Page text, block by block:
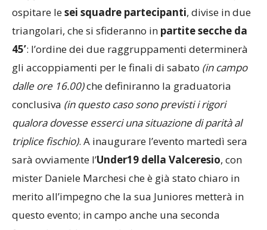
triangolari, che si sfideranno inpartite secche da
45’: l’ordine dei due raggruppamenti determinerà
gli accoppiamenti per le finali di sabato(in campo
dalle ore 16.00)che definiranno la graduatoria
conclusiva(in questo caso sono previsti i rigori
qualora dovesse esserci una situazione di parità al
triplice fischio). A inaugurare l’evento martedì sera
sarà ovviamente l’Under19 della Valceresio, con
mister Daniele Marchesi che è già stato chiaro in
merito all’impegno che la sua Juniores metterà in
questo evento; in campo anche una seconda
formazione biancoverde (composta soprattutto